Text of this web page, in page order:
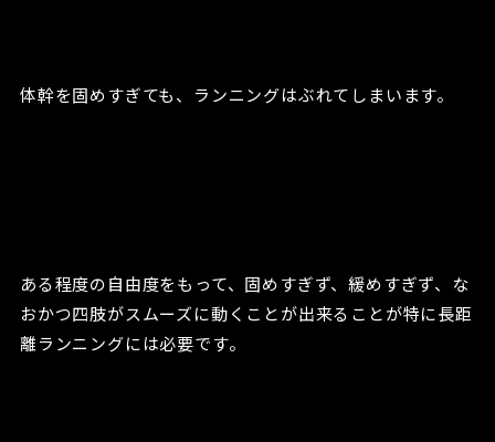
体幹を固めすぎても、ランニングはぶれてしまいます。
ある程度の自由度をもって、固めすぎず、緩めすぎず、な
おかつ四肢がスムーズに動くことが出来ることが特に長距
離ランニングには必要です。